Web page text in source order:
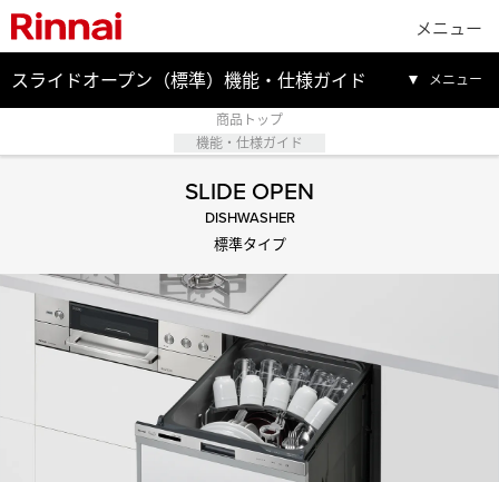
メニュー
スライドオープン（標準）機能・仕様ガイド メニュー
商品トップ
機能・仕様ガイド
SLIDE OPEN
DISHWASHER
標準タイプ